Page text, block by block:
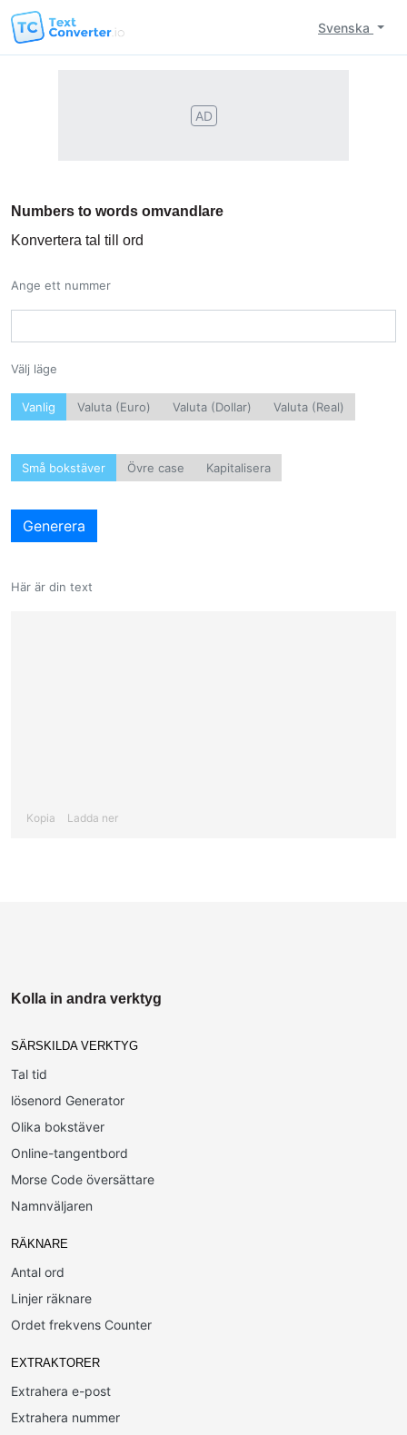
Svenska
AD
Numbers to words omvandlare
Konvertera tal till ord
Ange ett nummer
Välj läge
Vanlig Valuta (Euro) Valuta (Dollar) Valuta (Real)
Små bokstäver Övre case Kapitalisera
Här är din text
Kopia Ladda ner
Generera
Kolla in andra verktyg
SÄRSKILDA VERKTYG
Tal tid
lösenord Generator
Olika bokstäver
Online-tangentbord
Morse Code översättare
Namnväljaren
RÄKNARE
Antal ord
Linjer räknare
Ordet frekvens Counter
EXTRAKTORER
Extrahera e-post
Extrahera nummer